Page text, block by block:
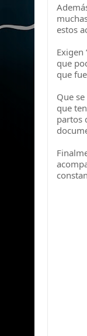
estos
Exigen
que
que
Que
que
partos